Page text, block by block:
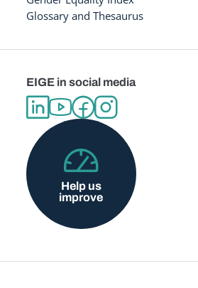
Glossary and Thesaurus
EIGE in social media
Help us
improve